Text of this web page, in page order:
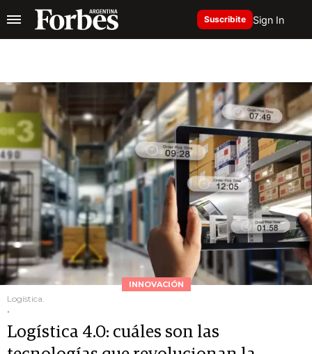
Suscribite Sign In
INNOVACIÓN
Logística.
.
Logística 4.0: cuáles son las